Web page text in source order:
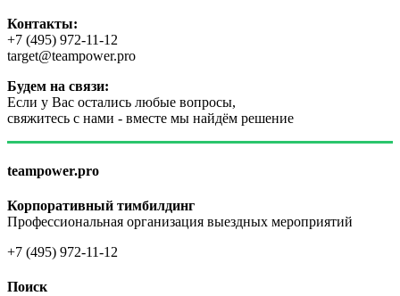
Контакты:
+7 (495) 972-11-12
target@teampower.pro
Будем на связи:
Если у Вас остались любые вопросы,
свяжитесь с нами - вместе мы найдём решение
teampower.pro
Корпоративный тимбилдинг
Профессиональная организация выездных мероприятий
+7 (495) 972-11-12
Поиск